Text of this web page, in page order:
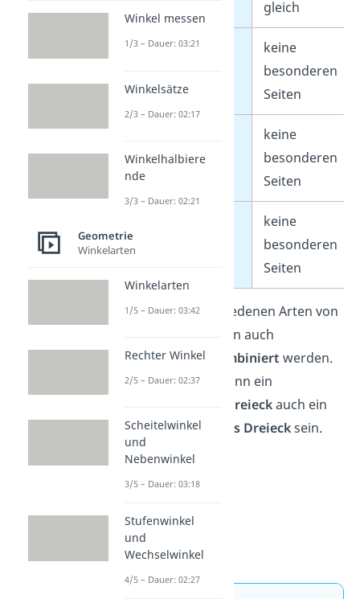
gleich
Spitzwinklig
keine
besonderen
Seiten
keine
besonderen
Seiten
keine
besonderen
Seiten
Tipp:Die verschiedenen Arten von
Dreiecken können auch
miteinander kombiniert werden.
Beispielsweise kann ein
rechtwinkliges Dreieckauch ein
gleichschenkliges Dreiecksein.
Winkel messen
1/3 – Dauer: 03:21
Winkelsätze
2/3 – Dauer: 02:17
Winkelhalbiere
nde
3/3 – Dauer: 02:21
Geometrie
Winkelarten
Winkelarten
1/5 – Dauer: 03:42
Rechter Winkel
2/5 – Dauer: 02:37
Scheitelwinkel
und
Nebenwinkel
3/5 – Dauer: 03:18
Stufenwinkel
und
Wechselwinkel
4/5 – Dauer: 02:27